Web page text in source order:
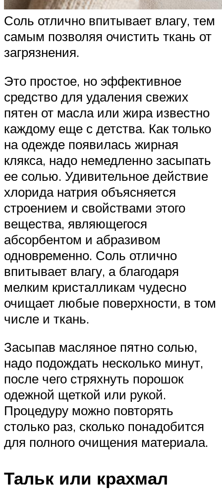
Соль отлично впитывает влагу, тем
самым позволяя очистить ткань от
загрязнения.
Это простое, но эффективное
средство для удаления свежих
пятен от масла или жира известно
каждому еще с детства. Как только
на одежде появилась жирная
клякса, надо немедленно засыпать
ее солью. Удивительное действие
хлорида натрия объясняется
строением и свойствами этого
вещества, являющегося
абсорбентом и абразивом
одновременно. Соль отлично
впитывает влагу, а благодаря
мелким кристалликам чудесно
очищает любые поверхности, в том
числе и ткань.
Засыпав масляное пятно солью,
надо подождать несколько минут,
после чего стряхнуть порошок
одежной щеткой или рукой.
Процедуру можно повторять
столько раз, сколько понадобится
для полного очищения материала.
Тальк или крахмал